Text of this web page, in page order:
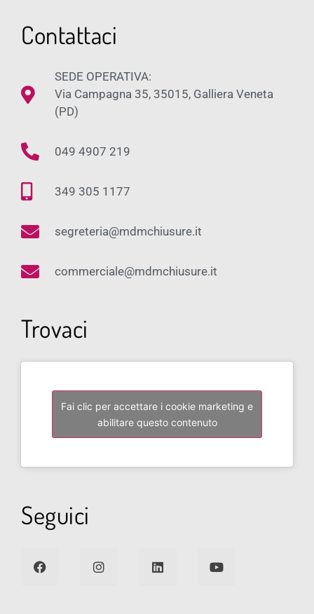
Contattaci
SEDE OPERATIVA:
Via Campagna 35, 35015, Galliera Veneta
(PD)
049 4907 219
349 305 1177
segreteria@mdmchiusure.it
commerciale@mdmchiusure.it
Trovaci
Fai clic per accettare i cookie marketing e
abilitare questo contenuto
Seguici